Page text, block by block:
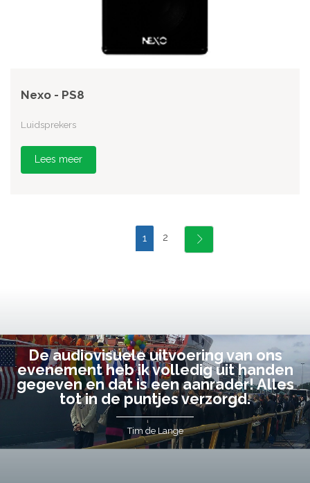
Nexo - PS8
Luidsprekers
Lees meer
1 2
De audiovisuele uitvoering van ons
evenement heb ik volledig uit handen
gegeven en dat is een aanrader! Alles
tot in de puntjes verzorgd.
Tim de Lange